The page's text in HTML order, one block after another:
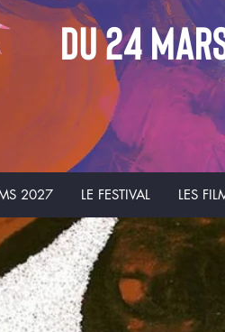
Du 24
2027 LE FESTIVAL LES